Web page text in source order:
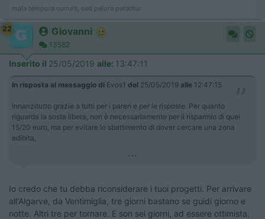
mala tempora currunt, sed peiora parantur
22 Giovanni
13582
Inserito il 25/05/2019 alle: 13:47:11
In risposta al messaggio di Evos1 del 25/05/2019 alle 12:47:15
Innanzitutto grazie a tutti per i pareri e per le risposte. Per quanto
riguarda la sosta libera, non è necessariamente per il risparmio di quei
15/20 euro, ma per evitare lo sbattimento di dover cercare una zona
adibita,
...
Io credo che tu debba riconsiderare i tuoi progetti. Per arrivare
all'Algarve, da Ventimiglia, tre giorni bastano se guidi giorno e
notte. Altri tre per tornare. E son sei giorni, ad essere ottimista.